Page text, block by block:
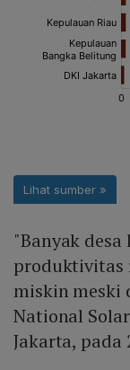
"Banyak
produktivitas
miskin meski
National
Jakarta,